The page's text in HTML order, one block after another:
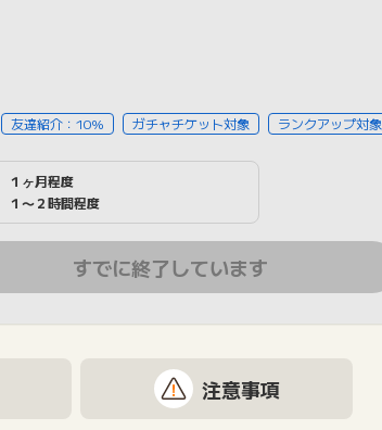
友達紹介：10% ガチャチケット対象 ランクアップ対象
１ヶ月程度
１〜２時間程度
すでに終了しています
注意事項